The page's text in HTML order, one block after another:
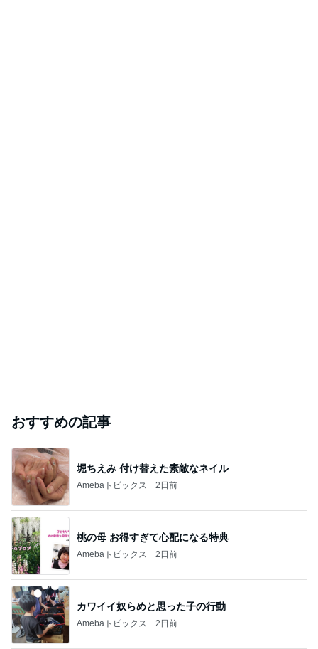
おすすめの記事
堀ちえみ 付け替えた素敵なネイル
Amebaトピックス 2日前
桃の母 お得すぎて心配になる特典
Amebaトピックス 2日前
カワイイ奴らめと思った子の行動
Amebaトピックス 2日前